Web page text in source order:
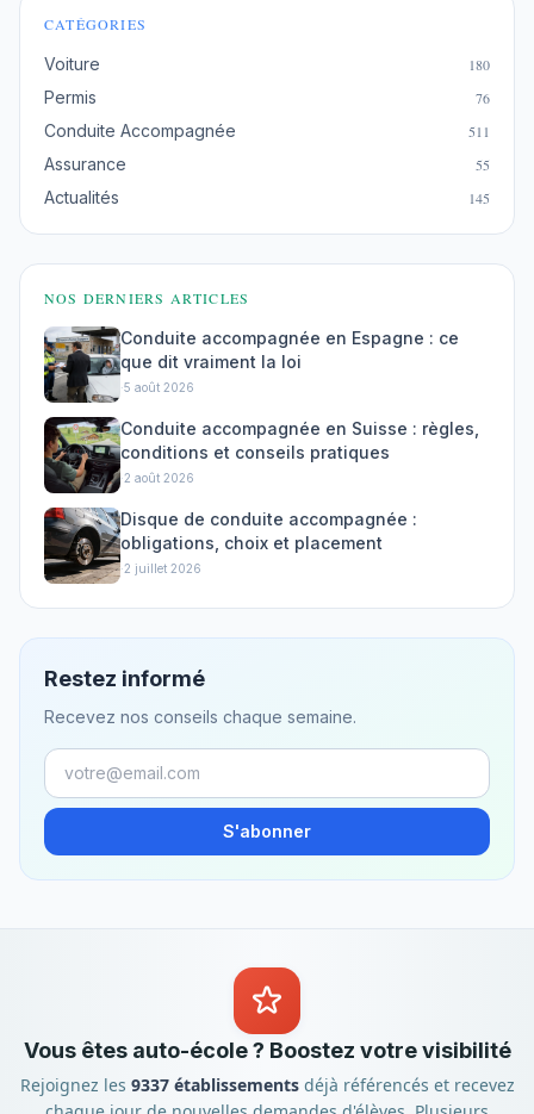
CATÉGORIES
Voiture 180
Permis 76
Conduite Accompagnée 511
Assurance 55
Actualités 145
NOS DERNIERS ARTICLES
Conduite accompagnée en Espagne : ce
que dit vraiment la loi
·5 août 2026
Conduite accompagnée en Suisse : règles,
conditions et conseils pratiques
·2 août 2026
Disque de conduite accompagnée :
obligations, choix et placement
·2 juillet 2026
Restez informé
Recevez nos conseils chaque semaine.
S'abonner
Vous êtes auto-école ? Boostez votre visibilité
Rejoignez les 9337 établissementsdéjà référencés et recevez